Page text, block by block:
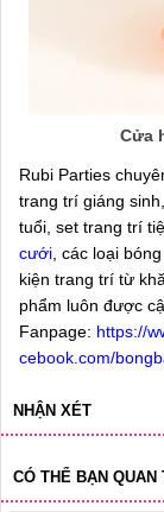
Cửa
Rubi Parties
trang trí giáng sinh,
tuổi, set trang trí
cưới , các loại
kiện trang trí từ
phẩm luôn được
Fanpage: https://
cebook.com/
NHẬN XÉT
CÓ THỂ BẠN QUAN